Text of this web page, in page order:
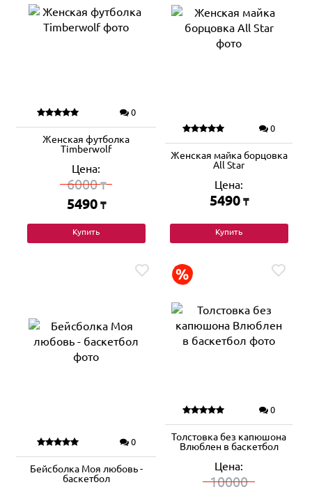
0
Женская футболка
Timberwolf
Цена:
6000₸
5490 ₸
Купить
0
Женская майка борцовка
All Star
Цена:
5490 ₸
Купить
0
Бейсболка Моя любовь -
баскетбол
0
Толстовка без капюшона
Влюблен в баскетбол
Цена:
10000